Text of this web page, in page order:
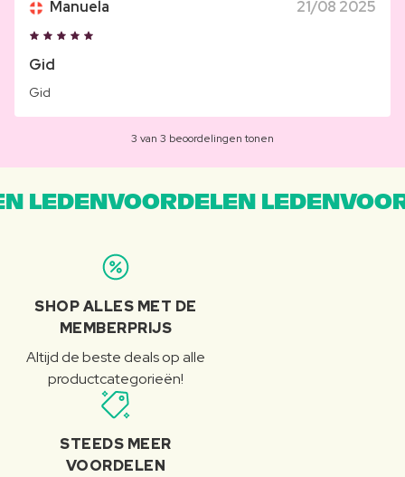
Manuela 21/08 2025
Gid
Gid
3 van 3 beoordelingen tonen
LEDENVOORDELEN
SHOP ALLES MET DE
MEMBERPRIJS
Altijd de beste deals op alle
productcategorieën!
STEEDS MEER
VOORDELEN